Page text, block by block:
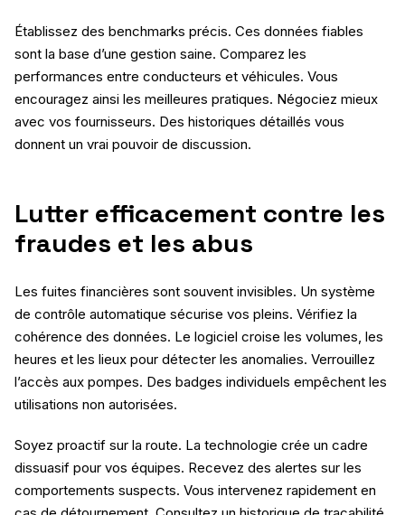
Établissez des benchmarks précis. Ces données fiables
sont la base d’une gestion saine. Comparez les
performances entre conducteurs et véhicules. Vous
encouragez ainsi les meilleures pratiques. Négociez mieux
avec vos fournisseurs. Des historiques détaillés vous
donnent un vrai pouvoir de discussion.
Lutter efficacement contre les
fraudes et les abus
Les fuites financières sont souvent invisibles. Un système
de contrôle automatique sécurise vos pleins. Vérifiez la
cohérence des données. Le logiciel croise les volumes, les
heures et les lieux pour détecter les anomalies. Verrouillez
l’accès aux pompes. Des badges individuels empêchent les
utilisations non autorisées.
Soyez proactif sur la route. La technologie crée un cadre
dissuasif pour vos équipes. Recevez des alertes sur les
comportements suspects. Vous intervenez rapidement en